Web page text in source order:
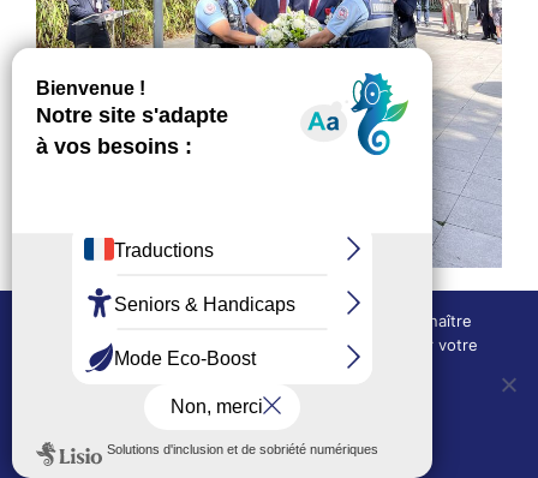
Nous utilisons des cookies techniques pour connaître
l'évolution de l'audience du site et pour améliorer votre
expérience.
OUI, j'accepte
Politique de confidentialité